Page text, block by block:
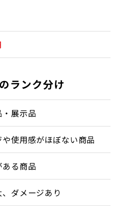
ランク分け
展示品
使用感がほぼない商品
る商品
ダメージあり